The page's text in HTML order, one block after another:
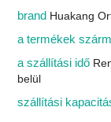
brand Huakang
a termékek
a szállítási idő
belül
szállítási